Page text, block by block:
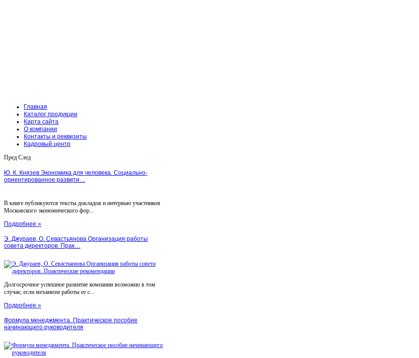
Главная
Каталог продукции
Карта сайта
О компании
Контакты и реквизиты
Кадровый центр
Пред След
Ю. К. Князев Экономика для человека. Социально-
ориентированное развити…
В книге публикуются тексты докладов и интервью участников
Московского экономического фор...
Подробнее »
Э. Джураев, О. Севастьянова Организация работы
совета директоров. Прак…
Долгосрочное успешное развитие компании возможно в том
случае, если механизм работы ее с...
Подробнее »
Формула менеджмента. Практическое пособие
начинающего руководителя